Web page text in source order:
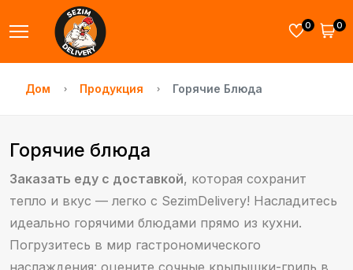
0 0
Дом Продукция Горячие Блюда
Горячие блюда
Заказать еду с доставкой, которая сохранит
тепло и вкус — легко с SezimDelivery! Насладитесь
идеально горячими блюдами прямо из кухни.
Погрузитесь в мир гастрономического
наслаждения: оцените сочные крылышки-гриль в